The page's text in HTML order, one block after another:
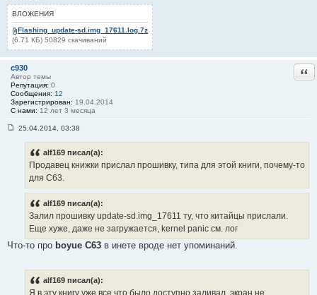
ВЛОЖЕНИЯ
Flashing_update-sd.img_17611.log.7z
(6.71 КБ) 50829 скачиваний
c930
Автор темы
Репутация: 0
Сообщения: 12
Зарегистрирован: 19.04.2014
С нами: 12 лет 3 месяца
25.04.2014, 03:38
alf169 писал(а):
Продавец книжки прислал прошивку, типа для этой книги, почему-то
для C63.
alf169 писал(а):
Залил прошивку update-sd.img_17611 ту, что китайцы прислали.
Еще хуже, даже не загружается, kernel panic см. лог
Что-то про boyue C63 в инете вроде нет упоминаний.
alf169 писал(а):
Я в эту книгу уже все что было доступно заливал, экран не